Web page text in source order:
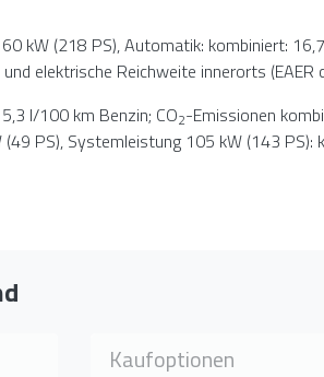
kW (218 PS), Automatik: kombiniert:
elektrische Reichweite innerorts (EAER
l/100 km Benzin; CO2-Emissionen
PS), Systemleistung 105 kW (143 PS):
Kaufoption wählen
Kaufoptionen